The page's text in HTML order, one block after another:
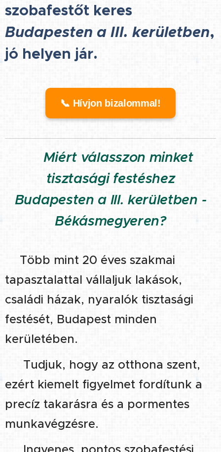
szobafestőt keres
Budapesten a III. kerületben,
jó helyen jár.
📞 Hívjon bizalommal!
Miért válasszon minket
tisztasági festéshez
Budapesten a III. kerületben -
Békásmegyeren?
🔹Több mint 20 éves szakmai
tapasztalattal vállaljuk lakások,
családi házak, nyaralók tisztasági
festését, Budapest minden
kerületében.
Tudjuk, hogy az otthona szent,
ezért kiemelt figyelmet fordítunk a
precíz takarásra és a pormentes
munkavégzésre.